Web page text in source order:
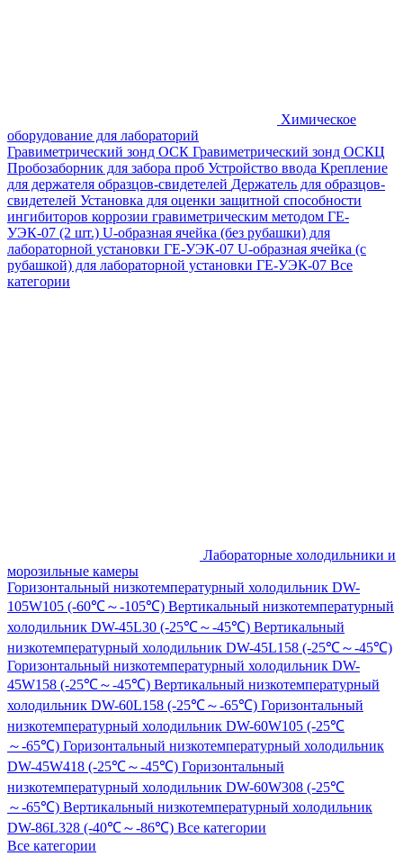
Химическое
оборудование для лабораторий
Гравиметрический зонд ОСК Гравиметрический зонд ОСКЦ
Пробозаборник для забора проб Устройство ввода Крепление
для держателя образцов-свидетелей Держатель для образцов-
свидетелей Установка для оценки защитной способности
ингибиторов коррозии гравиметрическим методом ГЕ-
УЭК-07 (2 шт.) U-образная ячейка (без рубашки) для
лабораторной установки ГЕ-УЭК-07 U-образная ячейка (с
рубашкой) для лабораторной установки ГЕ-УЭК-07 Все
категории
Лабораторные холодильники и
морозильные камеры
Горизонтальный низкотемпературный холодильник DW-
105W105 (-60℃～-105℃) Вертикальный низкотемпературный
холодильник DW-45L30 (-25℃～-45℃) Вертикальный
низкотемпературный холодильник DW-45L158 (-25℃～-45℃)
Горизонтальный низкотемпературный холодильник DW-
45W158 (-25℃～-45℃) Вертикальный низкотемпературный
холодильник DW-60L158 (-25℃～-65℃) Горизонтальный
низкотемпературный холодильник DW-60W105 (-25℃
～-65℃) Горизонтальный низкотемпературный холодильник
DW-45W418 (-25℃～-45℃) Горизонтальный
низкотемпературный холодильник DW-60W308 (-25℃
～-65℃) Вертикальный низкотемпературный холодильник
DW-86L328 (-40℃～-86℃) Все категории
Все категории